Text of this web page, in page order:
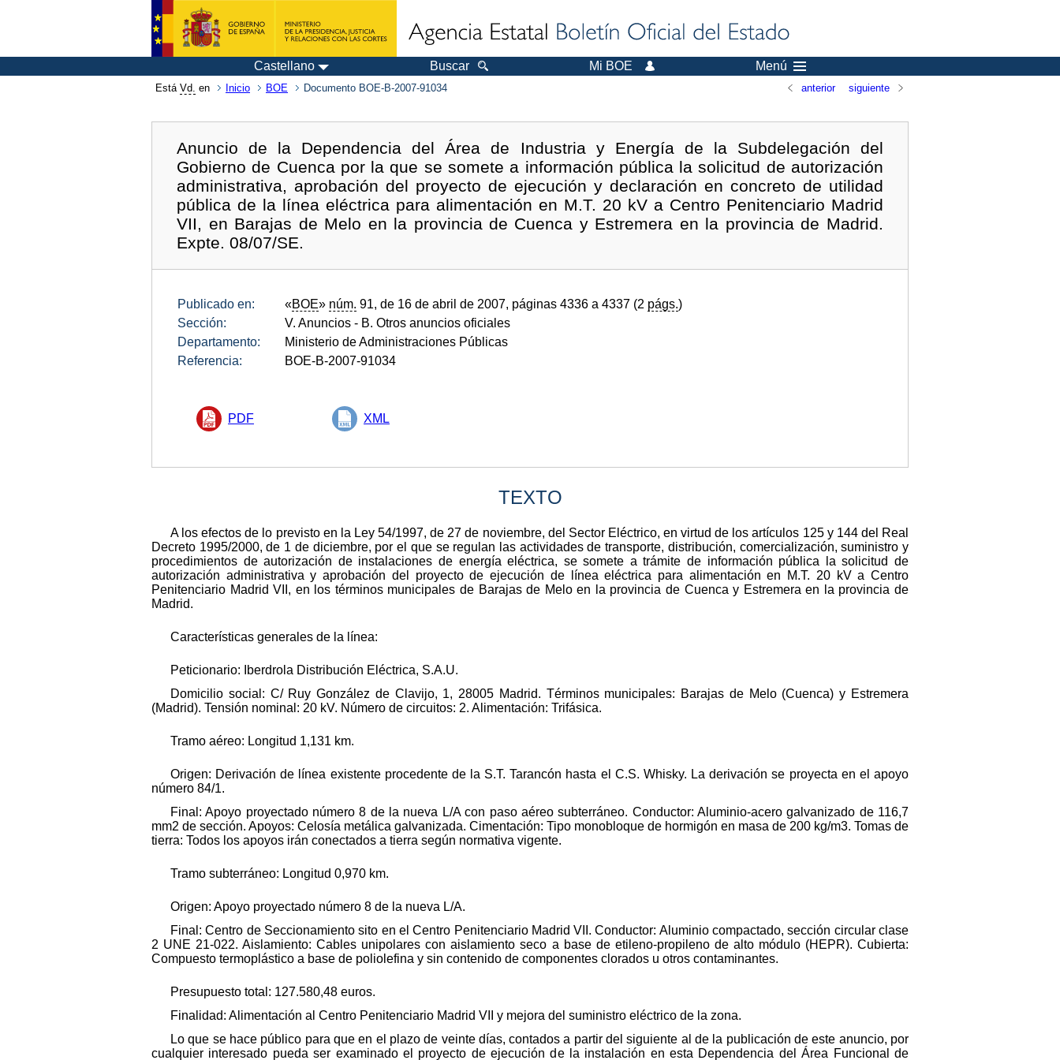
Castellano Buscar Mi BOE Menú
Está Vd. en Inicio BOE Documento BOE-B-2007-91034 anterior siguiente
Anuncio de la Dependencia del Área de Industria y Energía de la Subdelegación del
Gobierno de Cuenca por la que se somete a información pública la solicitud de autorización
administrativa, aprobación del proyecto de ejecución y declaración en concreto de utilidad
pública de la línea eléctrica para alimentación en M.T. 20 kV a Centro Penitenciario Madrid
VII, en Barajas de Melo en la provincia de Cuenca y Estremera en la provincia de Madrid.
Expte. 08/07/SE.
Publicado en: «BOE» núm. 91, de 16 de abril de 2007, páginas 4336 a 4337 (2 págs.)
Sección:
V. Anuncios - B. Otros anuncios oficiales
Departamento:
Ministerio de Administraciones Públicas
Referencia:
BOE-B-2007-91034
PDF XML
TEXTO
A los efectos de lo previsto en la Ley 54/1997, de 27 de noviembre, del Sector Eléctrico, en virtud de los artículos 125 y 144 del Real
Decreto 1995/2000, de 1 de diciembre, por el que se regulan las actividades de transporte, distribución, comercialización, suministro y
procedimientos de autorización de instalaciones de energía eléctrica, se somete a trámite de información pública la solicitud de
autorización administrativa y aprobación del proyecto de ejecución de línea eléctrica para alimentación en M.T. 20 kV a Centro
Penitenciario Madrid VII, en los términos municipales de Barajas de Melo en la provincia de Cuenca y Estremera en la provincia de
Madrid.
Características generales de la línea:
Peticionario: Iberdrola Distribución Eléctrica, S.A.U.
Domicilio social: C/ Ruy González de Clavijo, 1, 28005 Madrid. Términos municipales: Barajas de Melo (Cuenca) y Estremera
(Madrid). Tensión nominal: 20 kV. Número de circuitos: 2. Alimentación: Trifásica.
Tramo aéreo: Longitud 1,131 km.
Origen: Derivación de línea existente procedente de la S.T. Tarancón hasta el C.S. Whisky. La derivación se proyecta en el apoyo
número 84/1.
Final: Apoyo proyectado número 8 de la nueva L/A con paso aéreo subterráneo. Conductor: Aluminio-acero galvanizado de 116,7
mm2 de sección. Apoyos: Celosía metálica galvanizada. Cimentación: Tipo monobloque de hormigón en masa de 200 kg/m3. Tomas de
tierra: Todos los apoyos irán conectados a tierra según normativa vigente.
Tramo subterráneo: Longitud 0,970 km.
Origen: Apoyo proyectado número 8 de la nueva L/A.
Final: Centro de Seccionamiento sito en el Centro Penitenciario Madrid VII. Conductor: Aluminio compactado, sección circular clase
2 UNE 21-022. Aislamiento: Cables unipolares con aislamiento seco a base de etileno-propileno de alto módulo (HEPR). Cubierta:
Compuesto termoplástico a base de poliolefina y sin contenido de componentes clorados u otros contaminantes.
Presupuesto total: 127.580,48 euros.
Finalidad: Alimentación al Centro Penitenciario Madrid VII y mejora del suministro eléctrico de la zona.
Lo que se hace público para que en el plazo de veinte días, contados a partir del siguiente al de la publicación de este anuncio, por
cualquier interesado pueda ser examinado el proyecto de ejecución de la instalación en esta Dependencia del Área Funcional de